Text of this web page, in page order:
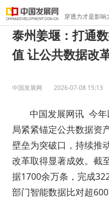
穿透力才是影响
泰州姜堰：打通
值 让公共数据改
中国发展网 2026-07-08 15:13
中国发展网讯 今
局紧紧锚定公共数据资
壁垒为突破口，持续推
改革取得显著成效。截
据1700余万条，完成
部门智能数据比对超